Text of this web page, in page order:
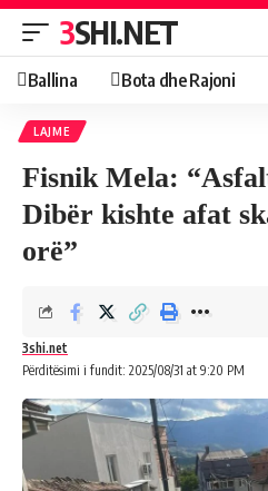
3SHI.NET
Ballina Bota dhe Rajoni
LAJME
Fisnik Mela:
Dibër kishte afat
orë”
Përditësimi i fundit: 2025/08/31 at 9:20 PM
3shi.net